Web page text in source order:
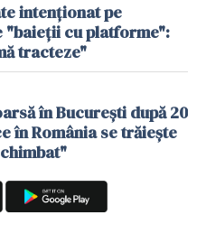
intenționat pe
"baieții cu platforme":
tracteze"
în București după 20
în România se trăiește